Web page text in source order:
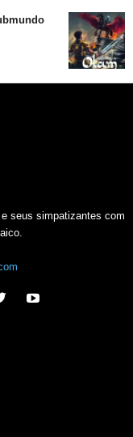
seus simpatizantes com